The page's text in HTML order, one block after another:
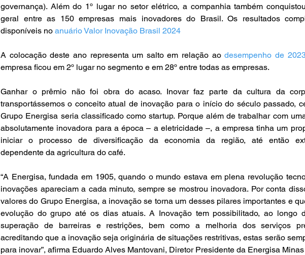
governança). Além do 1º lugar no setor elétrico, a companhia também
geral entre as 150 empresas mais inovadores do Brasil. Os resultados
disponíveis no anuário Valor Inovação Brasil 2024
A colocação deste ano representa um salto em relação ao desempenho de
empresa ficou em 2º lugar no segmento e em 28º entre todas as empresas.
Ganhar o prêmio não foi obra do acaso. Inovar faz parte da cultura da
transportássemos o conceito atual de inovação para o início do século passado,
Grupo Energisa seria classificado como startup. Porque além de trabalhar com
absolutamente inovadora para a época – a eletricidade –, a empresa tinha um
iniciar o processo de diversificação da economia da região, até então
dependente da agricultura do café.
“A Energisa, fundada em 1905, quando o mundo estava em plena revolução
inovações apareciam a cada minuto, sempre se mostrou inovadora. Por conta
valores do Grupo Energisa, a inovação se torna um desses pilares importantes e
evolução do grupo até os dias atuais. A Inovação tem possibilitado, ao longo
superação de barreiras e restrições, bem como a melhoria dos serviços
acreditando que a inovação seja originária de situações restritivas, estas serão
para inovar”, afirma Eduardo Alves Mantovani, Diretor Presidente da Energisa